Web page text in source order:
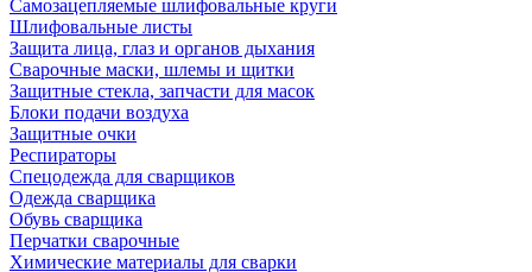
Самозацепляемые шлифовальные круги
Шлифовальные листы
Защита лица, глаз и органов дыхания
Сварочные маски, шлемы и щитки
Защитные стекла, запчасти для масок
Блоки подачи воздуха
Защитные очки
Респираторы
Спецодежда для сварщиков
Одежда сварщика
Обувь сварщика
Перчатки сварочные
Химические материалы для сварки